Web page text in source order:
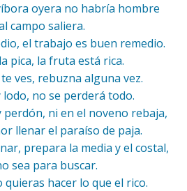
oyera no habría hombre
campo saliera.
el trabajo es buen remedio.
pica, la fruta está rica.
ves, rebuzna alguna vez.
lodo, no se perderá todo.
perdón, ni en el noveno rebaja,
llenar el paraíso de paja.
prepara la media y el costal,
sea para buscar.
quieras hacer lo que el rico.